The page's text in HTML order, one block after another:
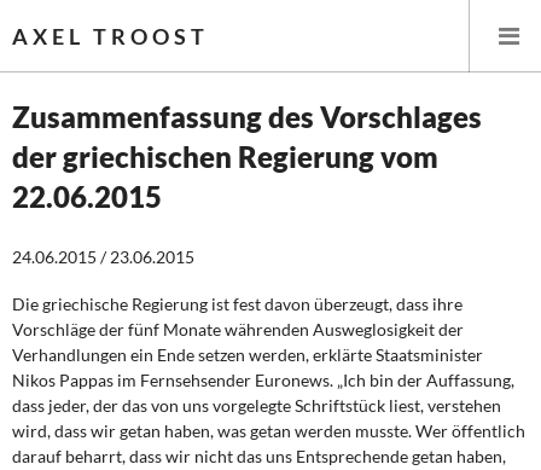
AXEL TROOST
Startseite
Wirtschaftspolitik
Steuer- und Finanzpolitik
Öffentliche Infrastruktur und Daseinsvorsorge
Zusammenfassung des Vorschlages
der griechischen Regierung vom
22.06.2015
24.06.2015 / 23.06.2015
Die griechische Regierung ist fest davon überzeugt, dass ihre
Vorschläge der fünf Monate währenden Ausweglosigkeit der
Verhandlungen ein Ende setzen werden, erklärte Staatsminister
Nikos Pappas im Fernsehsender Euronews. „Ich bin der Auffassung,
dass jeder, der das von uns vorgelegte Schriftstück liest, verstehen
wird, dass wir getan haben, was getan werden musste. Wer öffentlich
darauf beharrt, dass wir nicht das uns Entsprechende getan haben,